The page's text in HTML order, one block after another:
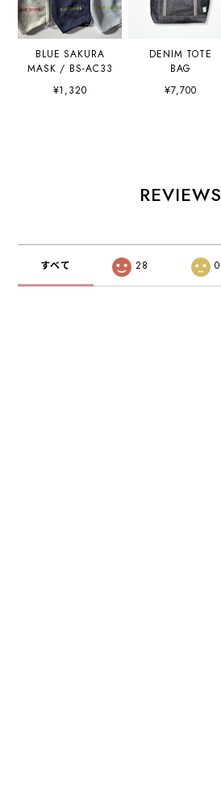
BLUE SAKURA
MASK / BS-AC33
¥1,320
DENIM TOTE
BAG
¥7,700
REVIEWS
すべて 28 0